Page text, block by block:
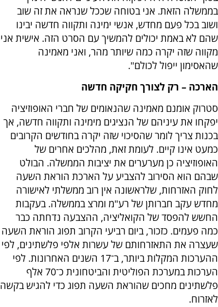
בממשלה הזאת. אני בטוחה שככל שנראה את זה שוב
ושוב בכל פעם מחדש, אנשי ימינה ותקווה חדשה יבינו
שהם לא באמת יכולים להמשיך עם הסרט הזה. אישית אני
מקווה שזה יקרה כמה שיותר מהר, ואני מאמינה
שהאסימון ייפול לכולם".
הארכה – רק לצורך חקיקה חדשה
סטרוק אומנם מאמינה שהנאומים של חברי האופוזיציה
יפקחו את עיניהם של הנציגים מימינה ותקווה חדשה, אך
בכנות צריך לומר שהסיכוי שזה יקרה בחודשים הקרובים
כמעט אינו קיים. לעומת זאת, מהלכים אחרים של
האופוזיציה כן מערערים את יציבות הממשלה. הבולט
שבהם הוא הסירוב להצביע על הארכת הוראת השעה
לחוק האזרחות, שלראשונה אין רוב ממשלתי לאישורה
מחדש עקב חברותן של רע"מ ומרצ בממשלה. בעקבות
החשש להפסד של הקואליציה, ההצבעה נדחתה כבר
כמה פעמים. כזכור, ביום רביעי הקרוב תפוג הוראת השעה
שעצרה את התאזרחותם של עשרות אלפי פלשתינים, לפי
ההערכות המקלות ביותר, ב־17 השנים האחרונות. לפי
הערכות במערכת הפוליטית והביטחונית כ־70 אלף
פלשתינים מחכים שהוראת השעה תפוג כדי להגיש בקשה
לאזרוח.